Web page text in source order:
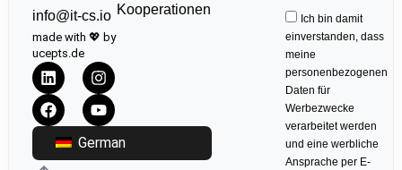
info@it-cs.io
made with 💖 by
ucepts.de
German
Kooperationen
Ich bin damit
einverstanden, dass
meine
personenbezogenen
Daten für
Werbezwecke
verarbeitet werden
und eine werbliche
Ansprache per E-